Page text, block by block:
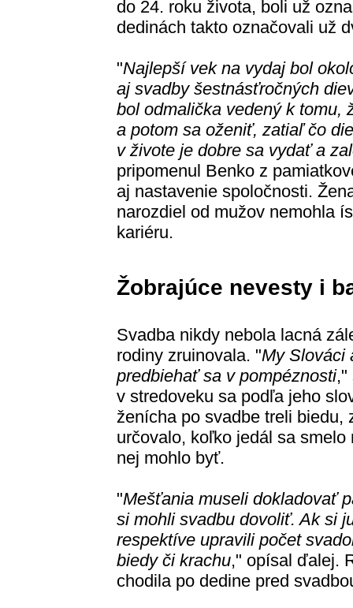
do 24. roku života, boli už
dedinách takto označovali už
"Najlepší vek na vydaj bol
aj svadby šestnásťročných
bol odmalička vedený k tomu,
a potom sa oženiť, zatiaľ čo
v živote je dobre sa vydať a
pripomenul Benko z
aj nastavenie spoločnosti.
narozdiel od mužov nemohla
kariéru.
Žobrajúce nevesty i
Svadba nikdy nebola lacná
rodiny zruinovala. "My Slováci
predbiehať sa v pompéznosti,"
v stredoveku sa podľa jeho
ženícha po svadbe treli biedu,
určovalo, koľko jedál sa
nej mohlo byť.
"Mešťania museli dokladovať
si mohli svadbu dovoliť. Ak si
respektíve upravili počet
biedy či krachu," opísal ďalej.
chodila po dedine pred